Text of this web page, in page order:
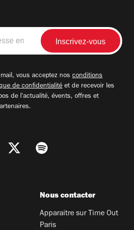
vous acceptez nos conditions
de confidentialité et de recevoir les
de l'actualité, évents, offres et
Nous contacter
Apparaitre sur Time Out
Paris